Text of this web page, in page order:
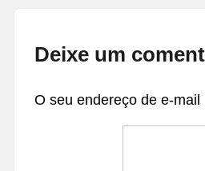
Deixe um
O seu endereço de e-